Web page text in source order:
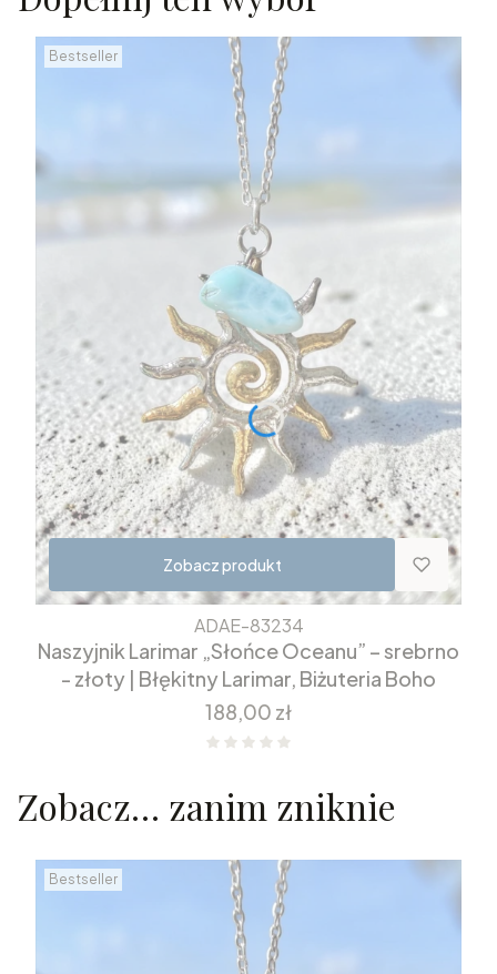
Bestseller
Zobacz produkt
ADAE-83234
Naszyjnik Larimar „Słońce Oceanu” – srebrno
- złoty | Błękitny Larimar, Biżuteria Boho
Cena
188,00 zł
Zobacz… zanim zniknie
Bestseller